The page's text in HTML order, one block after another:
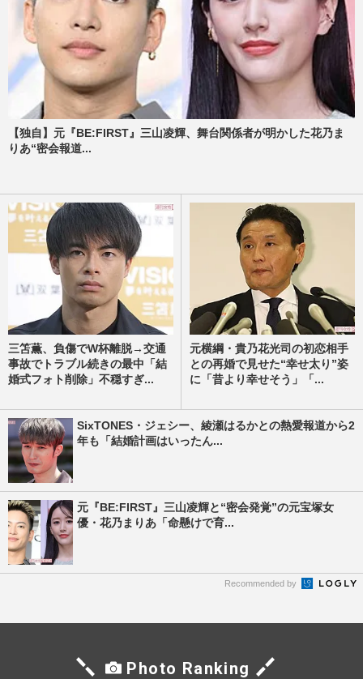
【独自】元『BE:FIRST』三山凌輝、舞台関係者が明かした花乃ま
りあ“密会報道...
三笘薫、負傷でW杯離脱→交通
事故でトラブル続きの最中「結
婚式フォト削除」不穏すぎ...
元横綱・貴乃花光司の初恋相手
との再婚で見せた“幸せ太り”姿
に「昔より幸せそう」「...
SixTONES・ジェシー、綾瀬はるかとの熱愛報道から2
年も「結婚計画はいったん...
元『BE:FIRST』三山凌輝と“密会発覚”の元宝塚女
優・花乃まりあ「命懸けで育...
Recommended by
Photo Ranking